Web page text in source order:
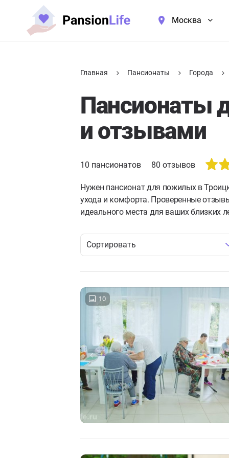
Москва
Главная Пансионаты Города
Пансионаты
и отзывами
10 пансионатов 80 отзывов
Нужен пансионат для пожилых в
ухода и комфорта. Проверенные
идеального места для ваших близких
Сортировать
10